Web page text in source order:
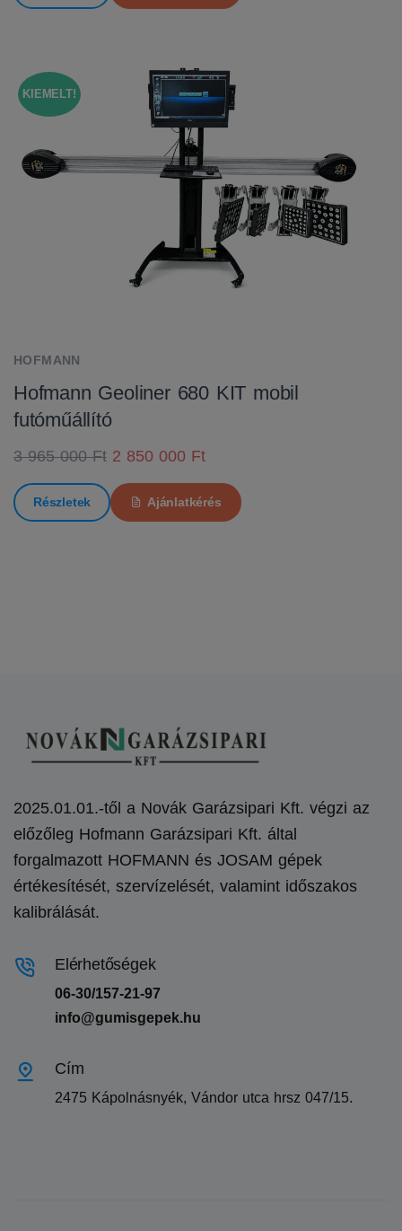
KIEMELT!
HOFMANN
Hofmann Geoliner 680 KIT mobil
futóműállító
3 965 000 Ft 2 850 000 Ft
Részletek Ajánlatkérés
2025.01.01.-től a Novák Garázsipari Kft. végzi az
előzőleg Hofmann Garázsipari Kft. által
forgalmazott HOFMANN és JOSAM gépek
értékesítését, szervízelését, valamint időszakos
kalibrálását.
Elérhetőségek
06-30/157-21-97
info@gumisgepek.hu
Cím
2475 Kápolnásnyék, Vándor utca hrsz 047/15.